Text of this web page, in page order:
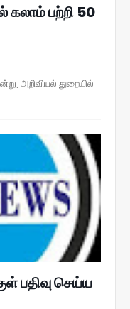
கலாம் பற்றி 50
அறிவியல் துறையில்
பதிவு செய்ய